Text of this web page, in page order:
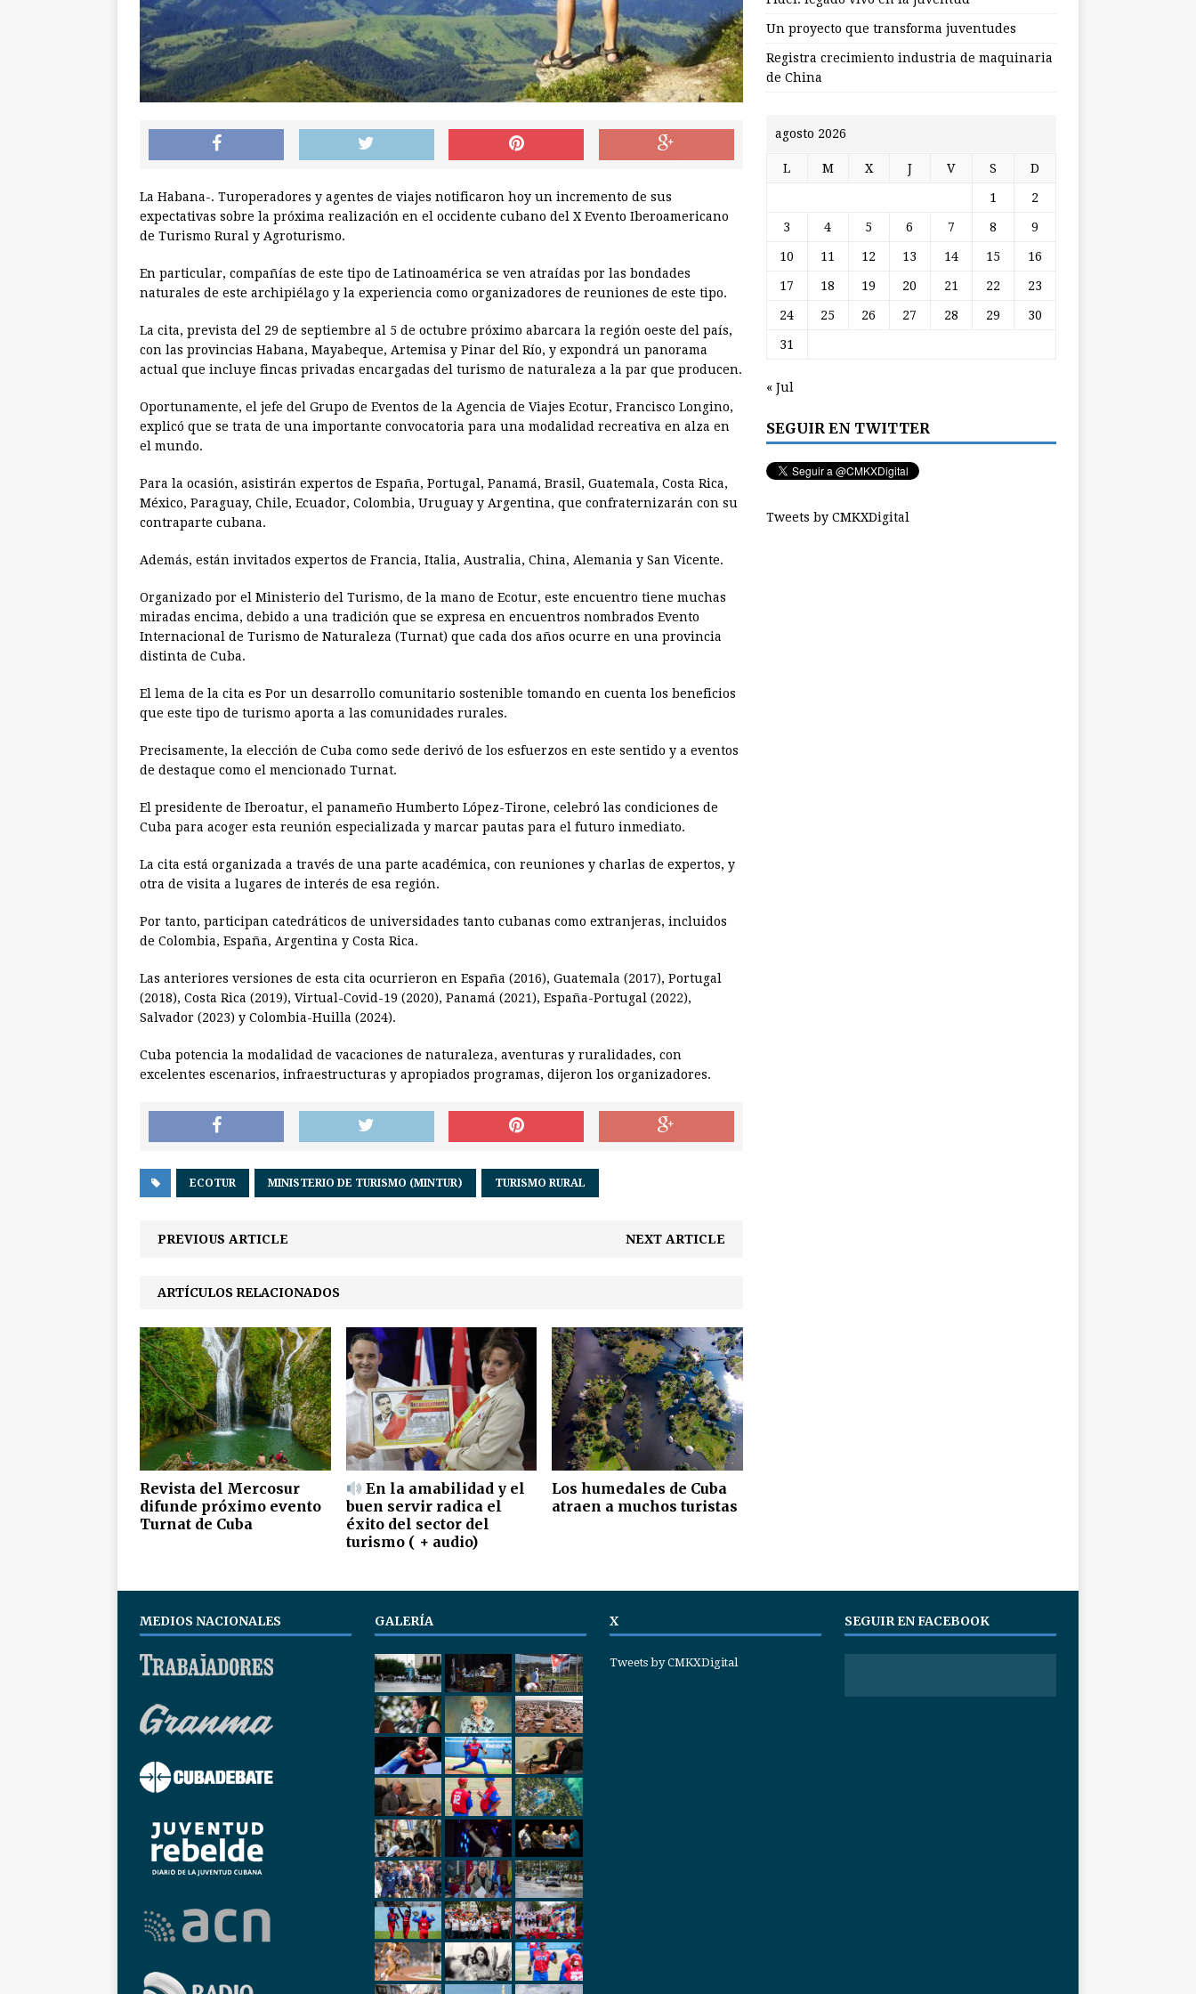
La Habana-. Turoperadores y agentes de viajes notificaron hoy un incremento de sus
expectativas sobre la próxima realización en el occidente cubano del X Evento Iberoamericano
de Turismo Rural y Agroturismo.
En particular, compañías de este tipo de Latinoamérica se ven atraídas por las bondades
naturales de este archipiélago y la experiencia como organizadores de reuniones de este tipo.
La cita, prevista del 29 de septiembre al 5 de octubre próximo abarcara la región oeste del país,
con las provincias Habana, Mayabeque, Artemisa y Pinar del Río, y expondrá un panorama
actual que incluye fincas privadas encargadas del turismo de naturaleza a la par que producen.
Oportunamente, el jefe del Grupo de Eventos de la Agencia de Viajes Ecotur, Francisco Longino,
explicó que se trata de una importante convocatoria para una modalidad recreativa en alza en
el mundo.
Para la ocasión, asistirán expertos de España, Portugal, Panamá, Brasil, Guatemala, Costa Rica,
México, Paraguay, Chile, Ecuador, Colombia, Uruguay y Argentina, que confraternizarán con su
contraparte cubana.
Además, están invitados expertos de Francia, Italia, Australia, China, Alemania y San Vicente.
Organizado por el Ministerio del Turismo, de la mano de Ecotur, este encuentro tiene muchas
miradas encima, debido a una tradición que se expresa en encuentros nombrados Evento
Internacional de Turismo de Naturaleza (Turnat) que cada dos años ocurre en una provincia
distinta de Cuba.
El lema de la cita es Por un desarrollo comunitario sostenible tomando en cuenta los beneficios
que este tipo de turismo aporta a las comunidades rurales.
Precisamente, la elección de Cuba como sede derivó de los esfuerzos en este sentido y a eventos
de destaque como el mencionado Turnat.
El presidente de Iberoatur, el panameño Humberto López-Tirone, celebró las condiciones de
Cuba para acoger esta reunión especializada y marcar pautas para el futuro inmediato.
La cita está organizada a través de una parte académica, con reuniones y charlas de expertos, y
otra de visita a lugares de interés de esa región.
Por tanto, participan catedráticos de universidades tanto cubanas como extranjeras, incluidos
de Colombia, España, Argentina y Costa Rica.
Las anteriores versiones de esta cita ocurrieron en España (2016), Guatemala (2017), Portugal
(2018), Costa Rica (2019), Virtual-Covid-19 (2020), Panamá (2021), España-Portugal (2022),
Salvador (2023) y Colombia-Huilla (2024).
Cuba potencia la modalidad de vacaciones de naturaleza, aventuras y ruralidades, con
excelentes escenarios, infraestructuras y apropiados programas, dijeron los organizadores.
ECOTUR MINISTERIO DE TURISMO (MINTUR) TURISMO RURAL
PREVIOUS ARTICLE NEXT ARTICLE
ARTÍCULOS RELACIONADOS
Revista del Mercosur
difunde próximo evento
Turnat de Cuba
En la amabilidad y el
buen servir radica el
éxito del sector del
turismo ( + audio)
Los humedales de Cuba
atraen a muchos turistas
Un proyecto que transforma juventudes
Registra crecimiento industria de maquinaria
de China
agosto 2026
L M X J V S D
1 2
3 4 5 6 7 8 9
10 11 12 13 14 15 16
17 18 19 20 21 22 23
24 25 26 27 28 29 30
31
« Jul
SEGUIR EN TWITTER
Tweets by CMKXDigital
MEDIOS NACIONALES GALERÍA X
Tweets by CMKXDigital
SEGUIR EN FACEBOOK